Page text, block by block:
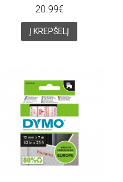
20.99€
Į KREPŠELĮ